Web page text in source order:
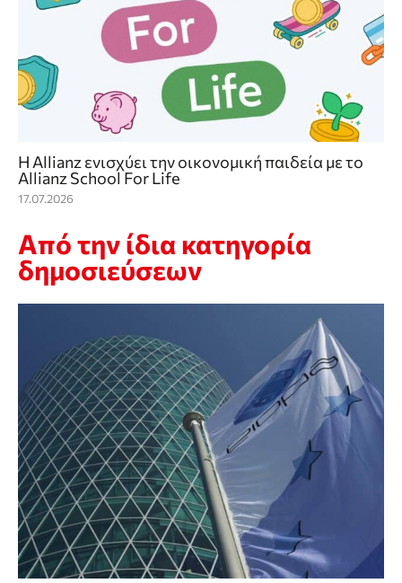
Η Allianz ενισχύει την οικονομική παιδεία με το
Allianz School For Life
17.07.2026
Από την ίδια κατηγορία
δημοσιεύσεων